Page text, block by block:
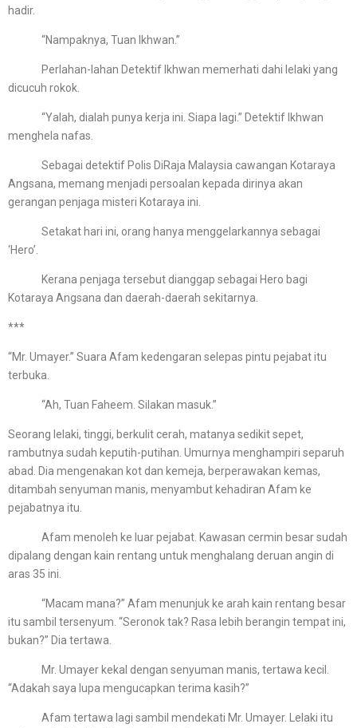
hadir.
“Nampaknya, Tuan Ikhwan.”
Perlahan-lahan Detektif Ikhwan memerhati dahi lelaki yang
dicucuh rokok.
“Yalah, dialah punya kerja ini. Siapa lagi.” Detektif Ikhwan
menghela nafas.
Sebagai detektif Polis DiRaja Malaysia cawangan Kotaraya
Angsana, memang menjadi persoalan kepada dirinya akan
gerangan penjaga misteri Kotaraya ini.
Setakat hari ini, orang hanya menggelarkannya sebagai
‘Hero’.
Kerana penjaga tersebut dianggap sebagai Hero bagi
Kotaraya Angsana dan daerah-daerah sekitarnya.
***
“Mr. Umayer.” Suara Afam kedengaran selepas pintu pejabat itu
terbuka.
“Ah, Tuan Faheem. Silakan masuk.”
Seorang lelaki, tinggi, berkulit cerah, matanya sedikit sepet,
rambutnya sudah keputih-putihan. Umurnya menghampiri separuh
abad. Dia mengenakan kot dan kemeja, berperawakan kemas,
ditambah senyuman manis, menyambut kehadiran Afam ke
pejabatnya itu.
Afam menoleh ke luar pejabat. Kawasan cermin besar sudah
dipalang dengan kain rentang untuk menghalang deruan angin di
aras 35 ini.
“Macam mana?” Afam menunjuk ke arah kain rentang besar
itu sambil tersenyum. “Seronok tak? Rasa lebih berangin tempat ini,
bukan?” Dia tertawa.
Mr. Umayer kekal dengan senyuman manis, tertawa kecil.
“Adakah saya lupa mengucapkan terima kasih?”
Afam tertawa lagi sambil mendekati Mr. Umayer. Lelaki itu